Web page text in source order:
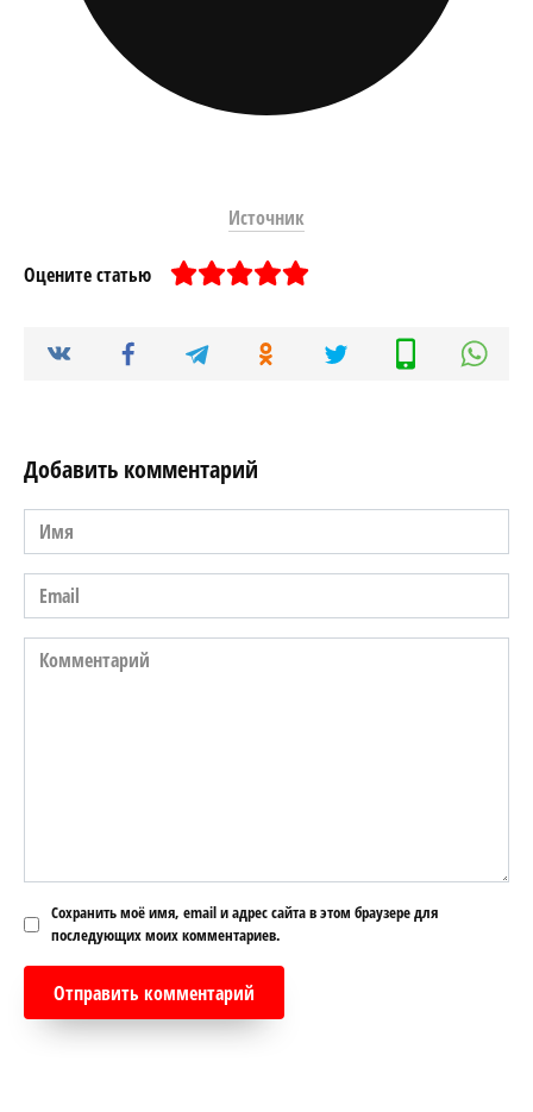
Источник
Оцените статью
Добавить комментарий
Имя
*
Email
*
Комментарий
Сохранить моё имя, email и адрес сайта в этом браузере для
последующих моих комментариев.